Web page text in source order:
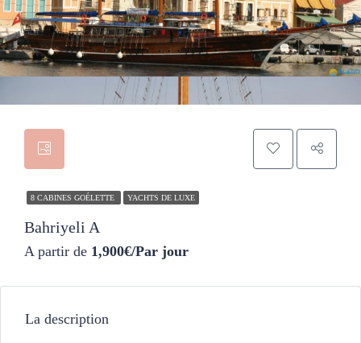
8 CABINES GOÉLETTE YACHTS DE LUXE
Bahriyeli A
A partir de 1,900€/Par jour
La description